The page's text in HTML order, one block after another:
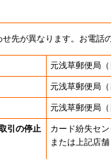
先が異なります。お電話
元浅草郵便局
元浅草郵便局
元浅草郵便局
引の停止
カード紛失セ
または上記店舗